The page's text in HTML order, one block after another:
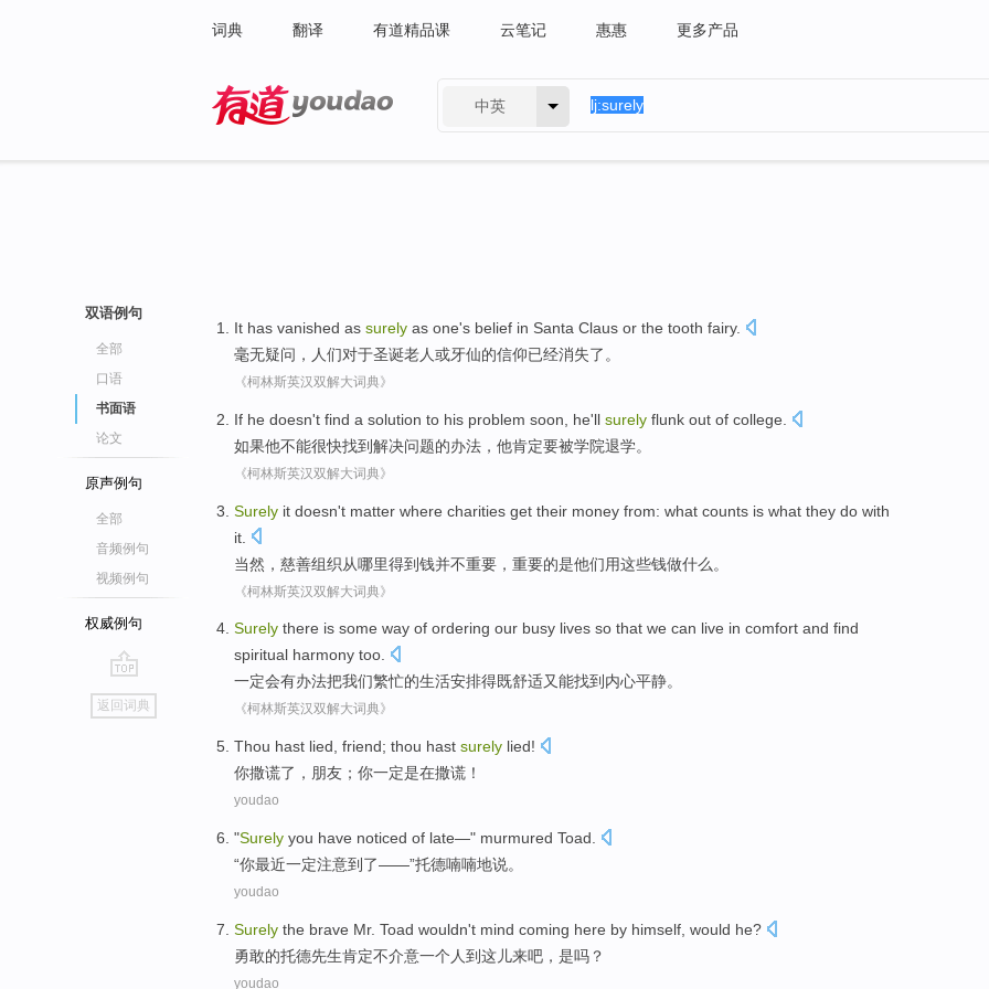
词典 翻译 有道精品课 云笔记 惠惠 更多产品
中英
双语例句
全部
口语
书面语
论文
原声例句
全部
音频例句
视频例句
权威例句
go
top
返回词典
It has vanished as surely as one's belief in Santa Claus or the tooth fairy.
毫无疑问 ， 人们对于圣诞老人或牙仙的信仰已经消失了 。
《柯林斯英汉双解大词典》
If he doesn't find a solution to his problem soon he'll surely flunk out of college.
如果他不能很快找到解决问题的办法，他肯定要被学院退学。
《柯林斯英汉双解大词典》
Surely it doesn't matter where charities get their money from: what counts is what they do with
it
当然 ， 慈善组织从哪里得到钱并不重要 ， 重要的是他们用这些钱做什么 。
《柯林斯英汉双解大词典》
Surely there is some way of ordering our busy lives so that we can live in comfort and find
spiritual harmony too.
一定会有办法把我们繁忙的生活安排得既舒适又能找到 内心平静。
《柯林斯英汉双解大词典》
Thou hast lied friend; thou hast surely lied!
你撒谎了， 朋友 ；你一定是在撒谎！
youdao
"Surely you have noticed of late—" murmured Toad
“你最近一定注意到了——”托德喃喃地说。
youdao
Surely the brave Mr. Toad wouldn't mind coming here by himself, would he?
勇敢的托德先生肯定不介意一个人到这儿来吧，是吗？
youdao